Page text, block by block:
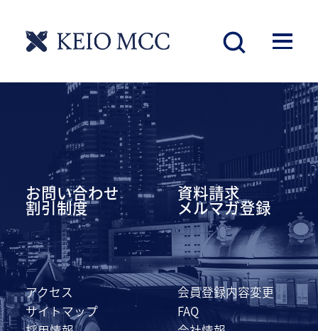
お問い合わせ 資料請求
割引制度 メルマガ登録
アクセス
会員登録内容変更
サイトマップ
FAQ